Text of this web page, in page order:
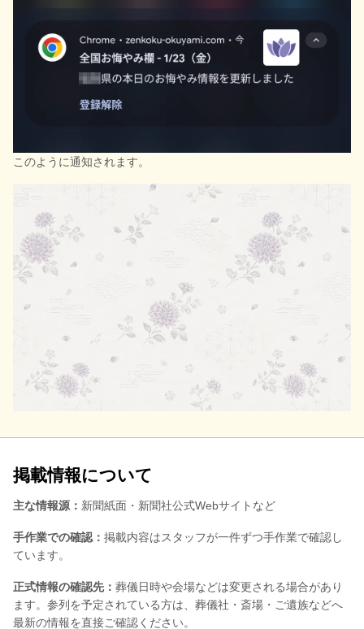
このように通知されます。
掲載情報について
主な情報源： 新聞紙面・新聞社公式Webサイトなど
手作業での確認： 掲載内容はスタッフが一件ずつ手作業で確認し
ています。
正式情報の確認先： 葬儀日時や会場などは変更される場合があり
ます。参列を予定されている方は、葬儀社・斎場・ご遺族などへ
最新の情報を直接ご確認ください。